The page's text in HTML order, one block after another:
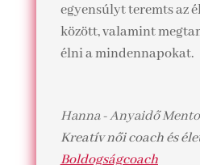
egyensúlyt teremts az
között, valamint
élni a mindennapokat.
Hanna - Anyaidő
Kreatív női coach és
Boldogságcoach